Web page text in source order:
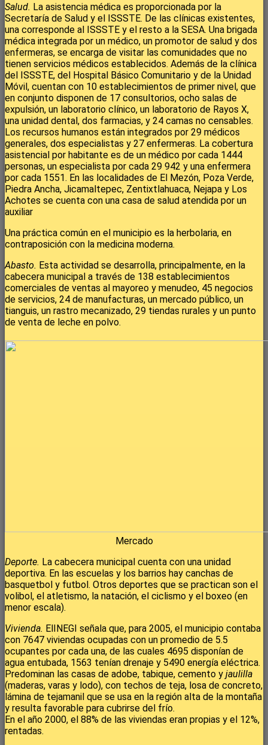
Salud. La asistencia médica es proporcionada por la
Secretaría de Salud y el ISSSTE. De las clínicas existentes,
una corresponde al ISSSTE y el resto a la SESA. Una brigada
médica integrada por un médico, un promotor de salud y dos
enfermeras, se encarga de visitar las comunidades que no
tienen servicios médicos establecidos. Además de la clínica
del ISSSTE, del Hospital Básico Comunitario y de la Unidad
Móvil, cuentan con 10 establecimientos de primer nivel, que
en conjunto disponen de 17 consultorios, ocho salas de
expulsión, un laboratorio clínico, un laboratorio de Rayos X,
una unidad dental, dos farmacias, y 24 camas no censables.
Los recursos humanos están integrados por 29 médicos
generales, dos especialistas y 27 enfermeras. La cobertura
asistencial por habitante es de un médico por cada 1444
personas, un especialista por cada 29 942 y una enfermera
por cada 1551. En las localidades de El Mezón, Poza Verde,
Piedra Ancha, Jicamaltepec, Zentixtlahuaca, Nejapa y Los
Achotes se cuenta con una casa de salud atendida por un
auxiliar
Una práctica común en el municipio es la herbolaria, en
contraposición con la medicina moderna.
Abasto. Esta actividad se desarrolla, principalmente, en la
cabecera municipal a través de 138 establecimientos
comerciales de ventas al mayoreo y menudeo, 45 negocios
de servicios, 24 de manufacturas, un mercado público, un
tianguis, un rastro mecanizado, 29 tiendas rurales y un punto
de venta de leche en polvo.
Mercado
Deporte. La cabecera municipal cuenta con una unidad
deportiva. En las escuelas y los barrios hay canchas de
basquetbol y futbol. Otros deportes que se practican son el
volibol, el atletismo, la natación, el ciclismo y el boxeo (en
menor escala).
Vivienda. ElINEGI señala que, para 2005, el municipio contaba
con 7647 viviendas ocupadas con un promedio de 5.5
ocupantes por cada una, de las cuales 4695 disponían de
agua entubada, 1563 tenían drenaje y 5490 energía eléctrica.
Predominan las casas de adobe, tabique, cemento y jaulilla
(maderas, varas y lodo), con techos de teja, losa de concreto,
lámina de tejamanil que se usa en la región alta de la montaña
y resulta favorable para cubrirse del frío.
En el año 2000, el 88% de las viviendas eran propias y el 12%,
rentadas.